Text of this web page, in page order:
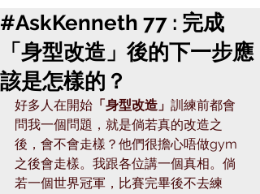
#AskKenneth 77 : 完成
「身型改造」後的下一步應
該是怎樣的？
好多人在開始 「身型改造」 訓練前都會
問我一個問題，就是倘若真的改造之
後，會不會走樣？他們很擔心唔做gym
之後會走樣。我跟各位講一個真相。倘
若一個世界冠軍，比賽完畢後不去練